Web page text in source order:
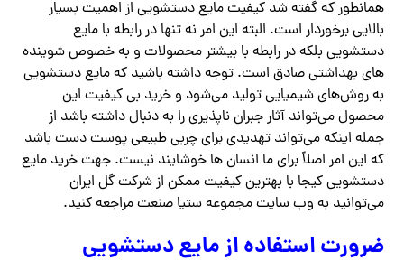
همانطور که گفته شد کیفیت مایع دستشویی از اهمیت بسیار
بالایی برخوردار است. البته این امر نه تنها در رابطه با مایع
دستشویی بلکه در رابطه با بیشتر محصولات و به خصوص شوینده
های بهداشتی صادق است. توجه داشته باشید که مایع دستشویی
به روش‌های شیمیایی تولید می‌شود و خرید بی کیفیت این
محصول می‌تواند آثار جبران ناپذیری را به دنبال داشته باشد از
جمله اینکه می‌تواند تهدیدی برای چربی طبیعی پوست دست باشد
که این امر اصلاً برای ما انسان ها خوشایند نیست. جهت خرید مایع
دستشویی کیجا با بهترین کیفیت ممکن از شرکت گل ایران
می‌توانید به وب سایت مجموعه ستیا صنعت مراجعه کنید.
ضرورت استفاده از مایع دستشویی